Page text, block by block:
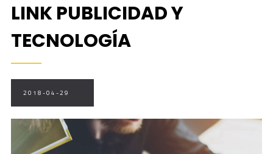
LINK PUBLICIDAD Y
TECNOLOGÍA
2018-04-29